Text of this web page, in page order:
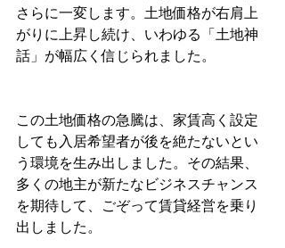
さらに一変します。土地価格が右肩上
がりに上昇し続け、いわゆる「土地神
話」が幅広く信じられました。
この土地価格の急騰は、家賃高く設定
しても入居希望者が後を絶たないとい
う環境を生み出しました。その結果、
多くの地主が新たなビジネスチャンス
を期待して、ごぞって賃貸経営を乗り
出しました。